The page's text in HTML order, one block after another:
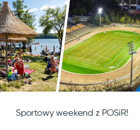
Sportowy weekend z POSiR!